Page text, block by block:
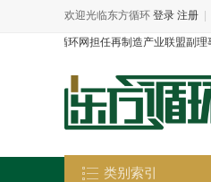
欢迎光临东方循环 登录 注册
类别索引